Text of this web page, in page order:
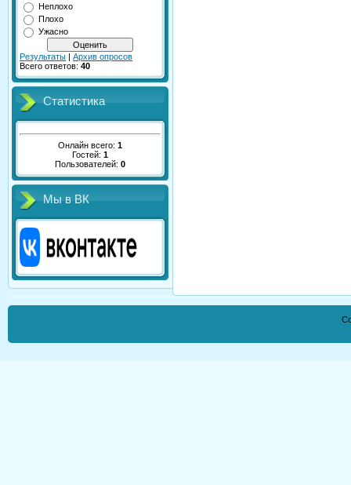
Неплохо
Плохо
Ужасно
Результаты | Архив опросов
Всего ответов: 40
Статистика
Онлайн всего: 1
Гостей: 1
Пользователей: 0
Мы в ВК